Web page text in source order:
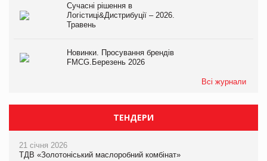
Сучасні рішення в
Логістиці&Дистрибуції – 2026.
Травень
Новинки. Просування брендів
FMCG.Березень 2026
Всі журнали
ТЕНДЕРИ
21 січня 2026
ТДВ «Золотоніський маслоробний комбінат»